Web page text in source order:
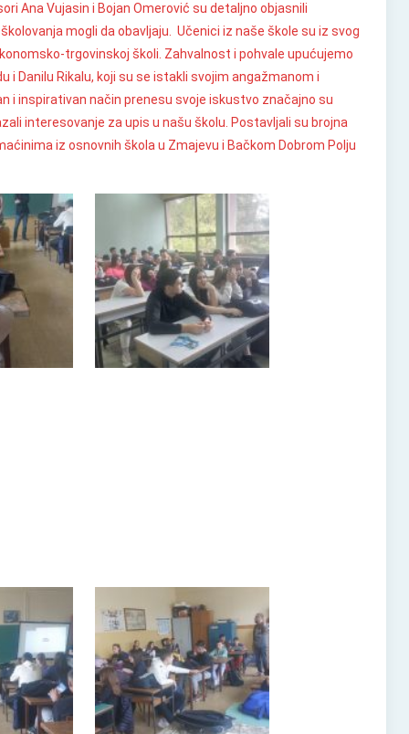
Ana Vujasin i Bojan Omerović su detaljno objasnili
mogli da obavljaju. Učenici iz naše škole su iz svog
trgovinskoj školi. Zahvalnost i pohvale upućujemo
i Danilu Rikalu, koji su se istakli svojim angažmanom i
i inspirativan način prenesu svoje iskustvo značajno su
interesovanje za upis u našu školu. Postavljali su brojna
iz osnovnih škola u Zmajevu i Bačkom Dobrom Polju